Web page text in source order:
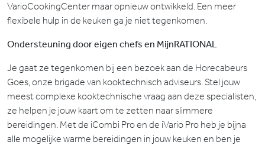
VarioCookingCenter maar opnieuw ontwikkeld. Een meer
flexibele hulp in de keuken ga je niet tegenkomen.
Ondersteuning door eigen chefs en MijnRATIONAL
Je gaat ze tegenkomen bij een bezoek aan de Horecabeurs
Goes, onze brigade van kooktechnisch adviseurs. Stel jouw
meest complexe kooktechnische vraag aan deze specialisten,
ze helpen je jouw kaart om te zetten naar slimmere
bereidingen. Met de iCombi Pro en de iVario Pro heb je bijna
alle mogelijke warme bereidingen in jouw keuken en ben je